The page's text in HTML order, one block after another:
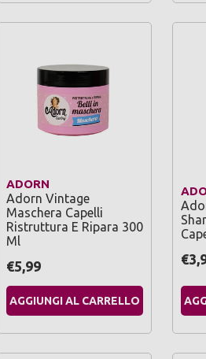
ADORN
Adorn Vintage
Maschera Capelli
Ristruttura E Ripara 300
Ml
€5,99
AGGIUNGI AL CARRELLO